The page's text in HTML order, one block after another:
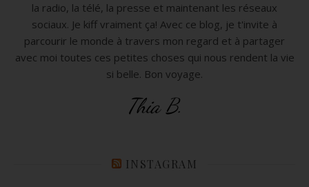
la radio, la télé, la presse et maintenant les réseaux
sociaux. Je kiff vraiment ça! Avec ce blog, je t'invite à
parcourir le monde à travers mon regard et à partager
avec moi toutes ces petites choses qui nous rendent la vie
si belle. Bon voyage.
Thia B.
INSTAGRAM